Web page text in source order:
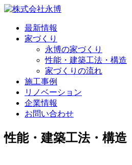
最新情報
家づくり
永博の家づくり
性能・建築工法・構造
家づくりの流れ
施工事例
リノベーション
企業情報
お問い合わせ
性能・建築工法・構造